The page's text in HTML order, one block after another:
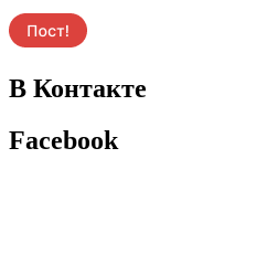
В Контакте
Facebook